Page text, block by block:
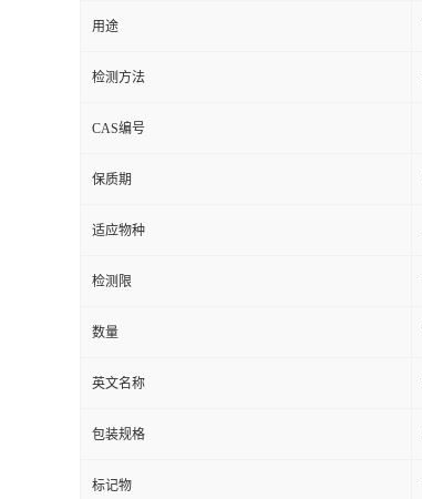
用途
检测方法
CAS编号
保质期
适应物种
检测限
数量
英文名称
包装规格
标记物